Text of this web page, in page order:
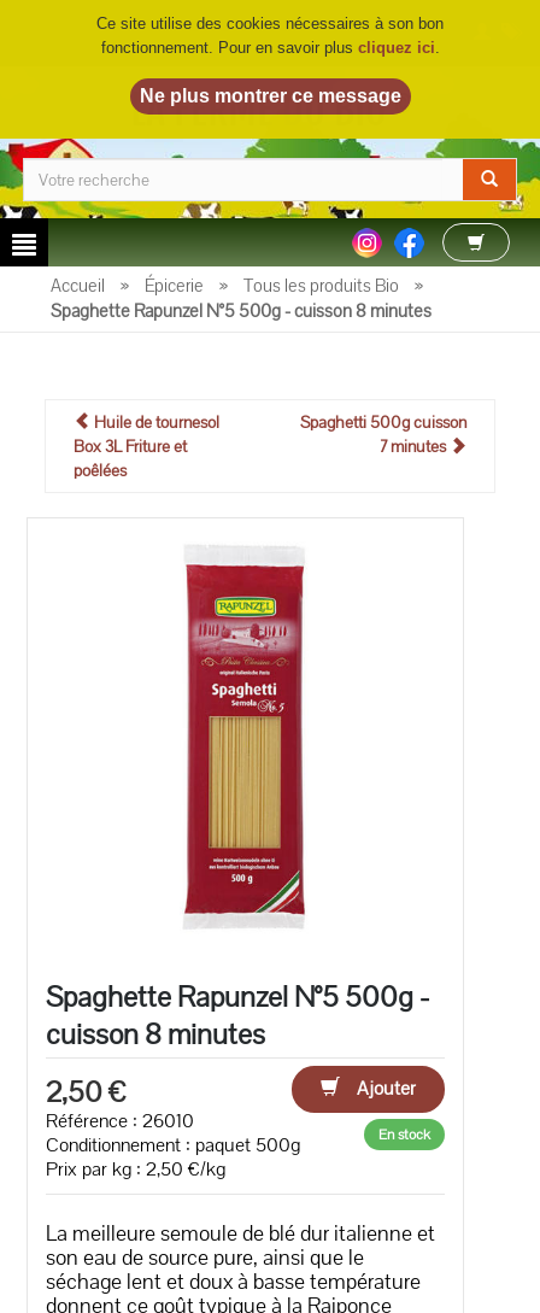
LA FERME DU BIO©
Accueil » Épicerie » Tous les produits Bio
»
Spaghette Rapunzel N°5 500g - cuisson 8 minutes
Huile de tournesol
Box 3L Friture et
poêlées
Spaghetti 500g cuisson
7 minutes
Spaghette Rapunzel N°5 500g -
cuisson 8 minutes
2,50 €
Ajouter
Référence : 26010
Conditionnement : paquet 500g
Prix par kg : 2,50 €/kg
En stock
La meilleure semoule de blé dur italienne et
son eau de source pure, ainsi que le
séchage lent et doux à basse température
donnent ce goût typique à la Raiponce
Ce site utilise des cookies nécessaires à son bon
fonctionnement. Pour en savoir plus cliquez ici.